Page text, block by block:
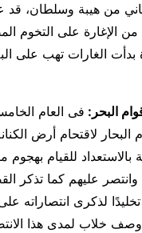
من هيبة وسلطان، قد
من الإغارة على التخوم
بدأت الغارات تهب على
البحر: فى العام
البحار لاقتحام أرض
للقيام
14 يومًا. وانتصر عليهم كما
لذكرى انتصاراته على
خلاب لمدى هذا